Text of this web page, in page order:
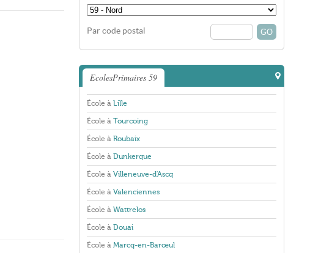
Par code postal
EcolesPrimaires 59
École à Lille
École à Tourcoing
École à Roubaix
École à Dunkerque
École à Villeneuve-d'Ascq
École à Valenciennes
École à Wattrelos
École à Douai
École à Marcq-en-Barœul